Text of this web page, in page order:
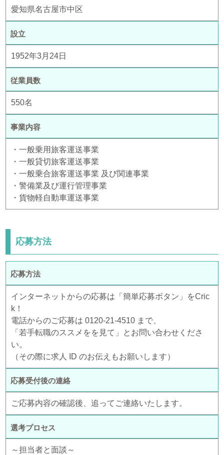
愛知県名古屋市中区
設立
1952年3月24日
従業員数
550名
事業内容
・一般乗用旅客運送事業
・一般貸切旅客運送事業
・一般乗合旅客運送事業 及び関連事業
・警備業及び運行管理事業
・貨物軽自動車運送事業
応募方法
応募方法
インターネットからの応募は「簡単応募ボタン」をCric
k！
電話からのご応募は 0120-21-4510 まで、
「若手転職のススメをを見て」とお問い合わせくださ
い。
（その際に求人 ID のお伝えもお願いします）
応募受付後の連絡
ご応募内容の確認後、追ってご連絡いたします。
選考プロセス
～担当者と面談～